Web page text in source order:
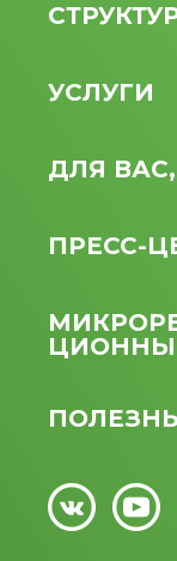
УСЛУГИ
ДЛЯ
ПРЕСС-